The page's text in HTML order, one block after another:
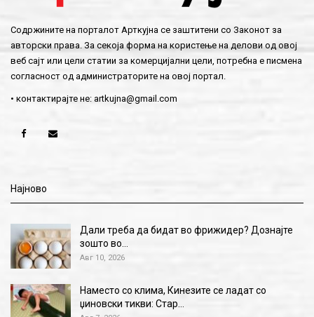
Содржините на порталот Арткујна се заштитени со Законот за
авторски права. За секоја форма на користење на делови од овој
веб сајт или цели статии за комерцијални цели, потребна е писмена
согласност од администраторите на овој портал.
• контактирајте не: artkujna@gmail.com
Најново
Дали треба да бидат во фрижидер? Дознајте
зошто во…
Авг 10, 2026
Наместо со клима, Кинезите се ладат со
џиновски тикви: Стар…